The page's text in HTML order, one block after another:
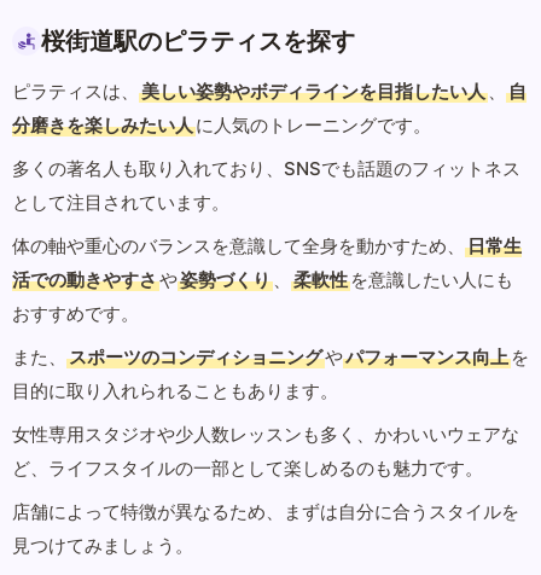
桜街道駅のピラティスを探す
ピラティスは、 美しい姿勢やボディラインを目指したい人 、
自
分磨きを楽しみたい人に人気のトレーニングです。
多くの著名人も取り入れており、SNSでも話題のフィットネス
として注目されています。
体の軸や重心のバランスを意識して全身を動かすため、
日常生
活での動きやすさや姿勢づくり 、 柔軟性 を意識したい人にも
おすすめです。
また、
スポーツのコンディショニングやパフォーマンス向上 を
目的に取り入れられることもあります。
女性専用スタジオや少人数レッスンも多く、かわいいウェアな
ど、ライフスタイルの一部として楽しめるのも魅力です。
店舗によって特徴が異なるため、まずは自分に合うスタイルを
見つけてみましょう。